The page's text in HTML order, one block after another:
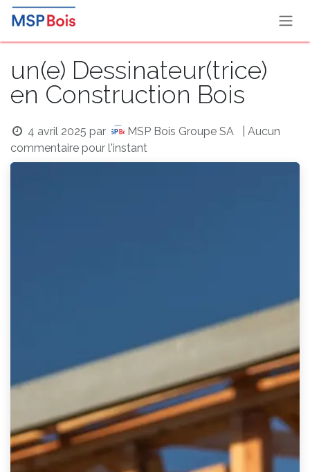
Se rendre au contenu
un(e) Dessinateur(trice)
en Construction Bois
4 avril 2025 par MSP Bois Groupe SA
| Aucun
commentaire pour l'instant